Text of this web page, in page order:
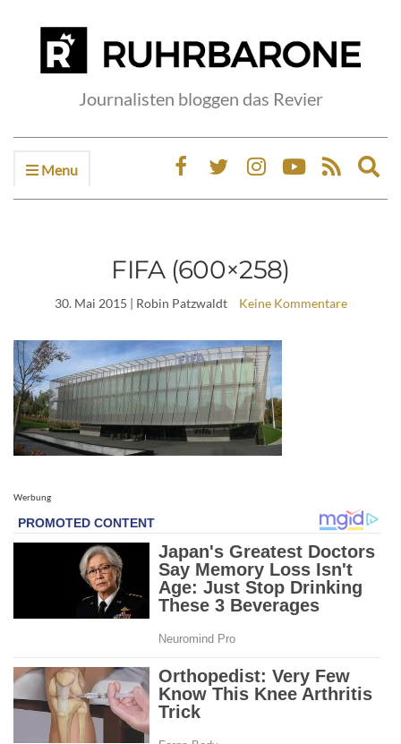
Journalisten bloggen das Revier
Menu
FIFA (600×258)
30. Mai 2015 | Robin Patzwaldt Keine Kommentare
Werbung